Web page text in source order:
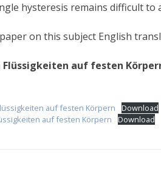
hysteresis remains difficult to
on this subject English
auf festen
auf festen Körpern
Download
auf festen Körpern
Download